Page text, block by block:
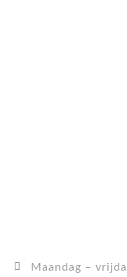
Maandag –